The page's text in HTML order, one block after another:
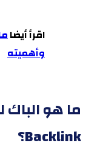
اقرأ أيضا
وأهميته
ما هو الباك
Backlink؟